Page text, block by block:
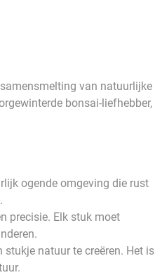
van natuurlijke
bonsai-liefhebber,
ogende omgeving die rust
precisie. Elk stuk moet
natuur te creëren. Het is